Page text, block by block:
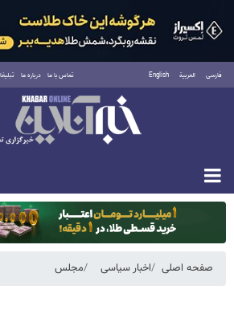
فارسی العربية English تماس با ما درباره ما
یکشنبه ۱۸ مرداد ۱۴۰۵
صفحه اصلی اخبار سیاسی مجلس